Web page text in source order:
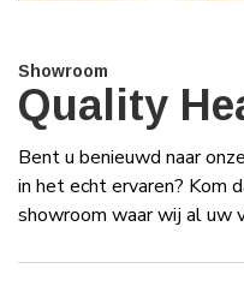
Showroom
Quality
Bent u benieuwd naar
in het echt ervaren? Kom
showroom waar wij al uw